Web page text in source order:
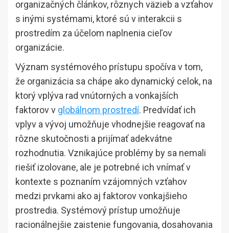
organizačných článkov, rôznych väzieb a vzťahov
s inými systémami, ktoré sú v interakcii s
prostredím za účelom naplnenia cieľov
organizácie.
Význam systémového prístupu spočíva v tom,
že organizácia sa chápe ako dynamický celok, na
ktorý vplýva rad vnútorných a vonkajších
faktorov v globálnom prostredí. Predvídať ich
vplyv a vývoj umožňuje vhodnejšie reagovať na
rôzne skutočnosti a prijímať adekvátne
rozhodnutia. Vznikajúce problémy by sa nemali
riešiť izolovane, ale je potrebné ich vnímať v
kontexte s poznaním vzájomných vzťahov
medzi prvkami ako aj faktorov vonkajšieho
prostredia. Systémový prístup umožňuje
racionálnejšie zaistenie fungovania, dosahovania